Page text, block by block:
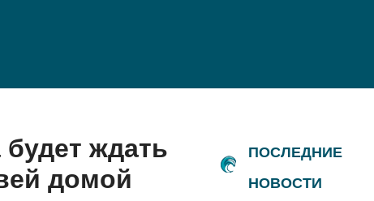
ждать
домой
ПОСЛЕДНИЕ
НОВОСТИ